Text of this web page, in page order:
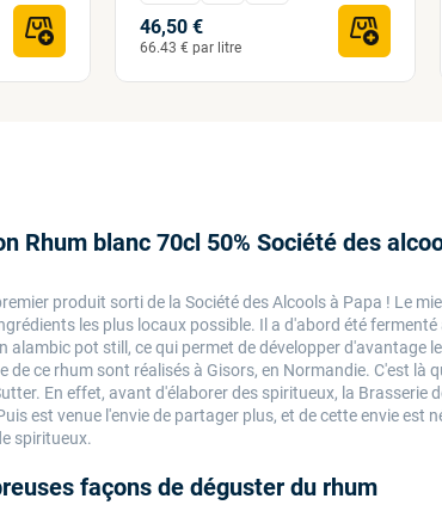
46,50 €
66.43 € par litre
Rhum blanc 70cl 50% Société des
produit sorti de la Société des Alcools à Papa ! Le
les plus locaux possible. Il a d'abord été
alambic pot still, ce qui permet de développer d'avantage
de ce rhum sont réalisés à Gisors, en Normandie. C'est là
En effet, avant d'élaborer des spiritueux, la Brasserie
est venue l'envie de partager plus, et de cette envie est
spiritueux.
façons de déguster du rhum